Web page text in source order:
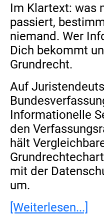
Im Klartext: was
passiert,
niemand. Wer
Dich bekommt
Grundrecht.
Auf
Informationelle
den
hält
mit der
um.
[Weiterlesen...]